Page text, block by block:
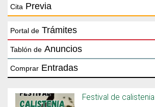
Cita Previa
Portal de Trámites
Tablón de Anuncios
Comprar Entradas
Festival de calistenia